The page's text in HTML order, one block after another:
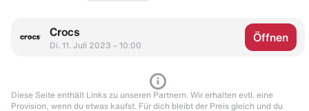
Crocs
Di. 11. Juli 2023 – 10:00
Öffnen
Diese Seite enthält Links zu unseren Partnern. Wir erhalten evtl. eine
Provision, wenn du etwas kaufst. Für dich bleibt der Preis gleich und du